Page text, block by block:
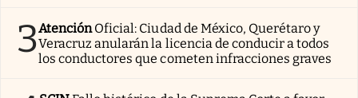
3AtenciónOficial: Ciudad de México, Querétaro y
Veracruz anularán la licencia de conducir a todos
los conductores que cometen infracciones graves